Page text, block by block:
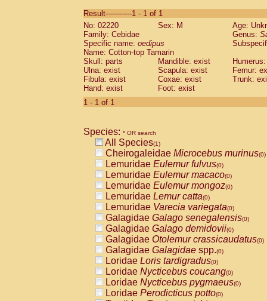
CebidaeSaguinus labiatus(0)
Cebidae Saguinus leucopus (0)
Cebidae
CebidaeSaguinus mystax
Cebidae Saguinus nigricollis (0)
Cebidae Saguinus oedipus
Cebidae Saguinus weddelli
Cebidae Saguinusspp.
Cebidae
CebidaeCebus capucinus
CebidaeCebus nigrivittatus
CebidaeCebus spp.(0)
CebidaeSaimiri boliviensis(0)
CebidaeSaimiri sciureus(0)
AtelidaeAlouatta caraya(0)
AtelidaeAlouatta fusca(0)
AtelidaeAlouatta seniculus(0)
AtelidaeAlouattaspp.(0)
AtelidaeAteles belzebuth(0)
AtelidaeAteles geoffroyi(0)
AtelidaeAteles paniscus(0)
AtelidaeAtelesspp.(0)
AtelidaeLagothrix lagothricha(0)
AtelidaeLagothrix lagothricha cana
PitheciidaeCacajao calvus
Result-----------1 - 1 of 1
No: 02220
Sex: M
Age:
Family: Cebidae
Genus:
Specific name: oedipus
Name: Cotton-top Tamarin
Skull: parts
Mandible: exist
Ulna: exist
Scapula: exist
Femur:
Fibula: exist
Coxae: exist
Trunk:
Hand: exist
Foot: exist
1 - 1 of 1
Species: * OR search
All Species(1)
Cheirogaleidae Microcebus murinus(0)
Lemuridae Eulemur fulvus(0)
Lemuridae Eulemur macaco(0)
Lemuridae Eulemur mongoz(0)
Lemuridae Lemur catta(0)
Lemuridae Varecia variegata(0)
Galagidae Galago senegalensis(0)
Galagidae Galago demidovii(0)
Galagidae Otolemur crassicaudatus(0)
Galagidae Galagidae spp.(0)
Loridae Loris tardigradus(0)
Loridae Nycticebus coucang(0)
Loridae Nycticebus pygmaeus(0)
Loridae Perodicticus potto(0)